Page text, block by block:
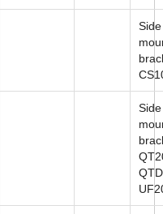
Side
Side